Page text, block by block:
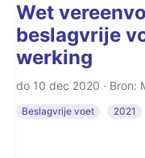
Wet
beslagvrije
werking
do 10 dec 2020 · Bron:
Beslagvrije voet 2021